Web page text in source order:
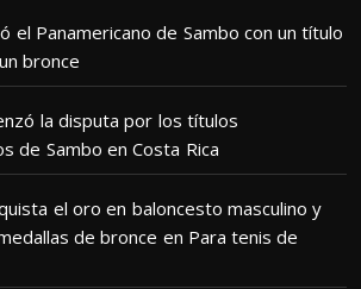
el Panamericano de Sambo con un título
bronce
la disputa por los títulos
de Sambo en Costa Rica
el oro en baloncesto masculino y
de bronce en Para tenis de